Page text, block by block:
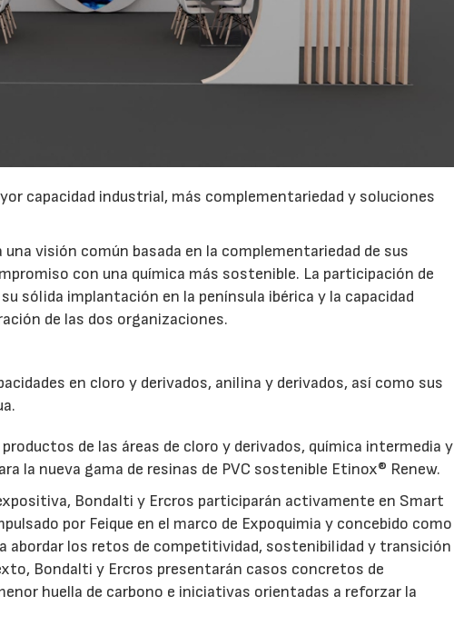
capacidad industrial, más complementariedad y soluciones
visión común basada en la complementariedad de sus
con una química más sostenible. La participación de
sólida implantación en la península ibérica y la capacidad
de las dos organizaciones.
en cloro y derivados, anilina y derivados, así como sus
de las áreas de cloro y derivados, química intermedia y
la nueva gama de resinas de PVC sostenible Etinox® Renew.
Bondalti y Ercros participarán activamente en Smart
por Feique en el marco de Expoquimia y concebido como
abordar los retos de competitividad, sostenibilidad y transición
Bondalti y Ercros presentarán casos concretos de
huella de carbono e iniciativas orientadas a reforzar la
23/07/2026 30/07/2026